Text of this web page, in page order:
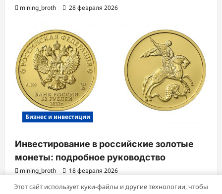
mining_broth 28 февраля 2026
Бизнес и инвестиции
Инвестирование в российские золотые
монеты: подробное руководство
mining_broth 18 февраля 2026
Этот сайт использует куки-файлы и другие технологии, чтобы